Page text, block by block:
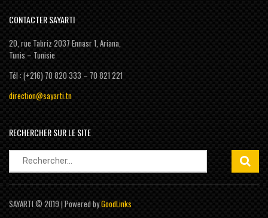
CONTACTER SAYARTI
20, rue Tabriz 2037 Ennasr 1, Ariana,
Tunis – Tunisie
Tél : (+216) 70 820 333 – 70 821 221
direction@sayarti.tn
RECHERCHER SUR LE SITE
Rechercher :
SAYARTI © 2019 | Powered byGoodLinks